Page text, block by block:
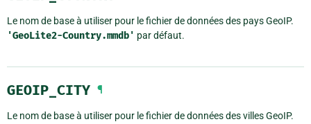
Le nom de base à utiliser pour le fichier de données des pays GeoIP.
'GeoLite2-Country.mmdb' par défaut.
GEOIP_CITY ¶
Le nom de base à utiliser pour le fichier de données des villes GeoIP.